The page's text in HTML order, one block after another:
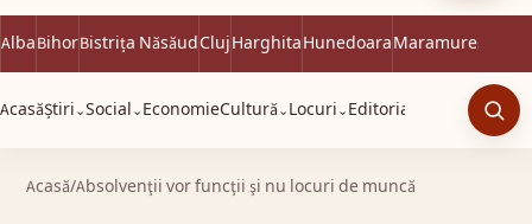
AlbaBihorBistrița NăsăudClujHarghitaHunedoaraMaramureș
AcasăȘtiri ⌄Social ⌄ EconomieCultură ⌄ Locuri ⌄ Editorial
Acasă/Absolvenţii vor funcţii şi nu locuri de muncă